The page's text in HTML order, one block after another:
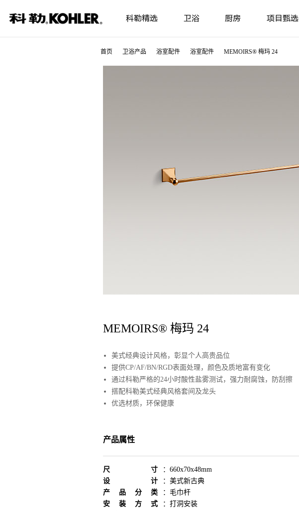
科勒精选 卫浴 厨房 项目甄选
首页 卫浴产品 浴室配件 浴室配件 MEMOIRS® 梅玛 24
MEMOIRS® 梅玛 24
美式经典设计风格，彰显个人高贵品位
提供CP/AF/BN/RGD表面处理，颜色及质地富有变化
通过科勒严格的24小时酸性盐雾测试，强力耐腐蚀，防刮擦
搭配科勒美式经典风格套间及龙头
优选材质，环保健康
产品属性
尺寸 ： 660x70x48mm
设计
： 美式新古典
产品分类
： 毛巾杆
安装方式
： 打洞安装